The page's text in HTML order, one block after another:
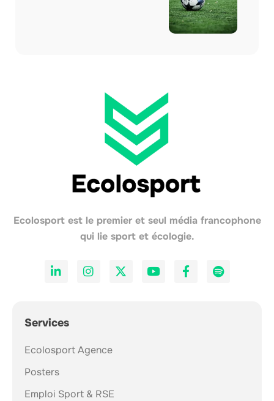
Ecolosport est le premier et seul média francophone
qui lie sport et écologie.
Services
Ecolosport Agence
Posters
Emploi Sport & RSE